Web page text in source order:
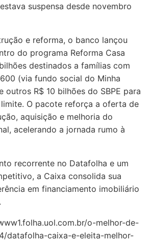
suspensa desde novembro
e reforma, o banco lançou
do programa Reforma Casa
destinados a famílias com
(via fundo social do Minha
outros R$ 10 bilhões do SBPE para
O pacote reforça a oferta de
aquisição e melhoria do
acelerando a jornada rumo à
recorrente no Datafolha e um
a Caixa consolida sua
em financiamento imobiliário
o-melhor-de-
datafolha-caixa-e-eleita-melhor-